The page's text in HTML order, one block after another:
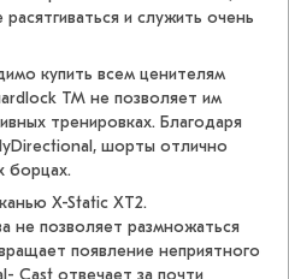
и служить очень
купить всем ценителям
TM не позволяет им
тренировках. Благодаря
шорты отлично
борцах.
X-Static XT2.
не позволяет размножаться
появление неприятного